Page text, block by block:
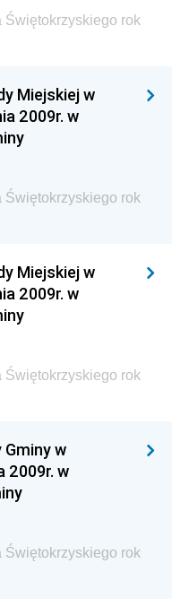
Budownictwa
Zagranicznych
Biura
Dyrekcji Dróg
i Gospodarki
Unii
Świętokrzyskiego rok
Miejskiej w
2009r. w
Świętokrzyskiego rok
Miejskiej w
2009r. w
Świętokrzyskiego rok
Gminy w
2009r. w
Świętokrzyskiego rok